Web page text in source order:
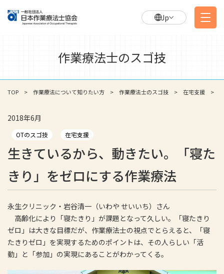
Jp
作業療法士のスゴ技
TOP 作業療法について知りたい方 作業療法士のスゴ技 在宅支援
2018年6月
OTのスゴ技 在宅支援
生きているから、動きたい。「寝た
きり」をゼロにする作業療法
永生クリニック・岩谷清一（いわや せいいち）さん
高齢化により「寝たきり」が課題となって久しい。「寝たきり
ゼロ」は大きな目標だが、作業療法士の視点でとらえると、「寝
たきりゼロ」を実現するためのポイントは、その人らしい「活
動」と「参加」の実現にあることがわかってくる。